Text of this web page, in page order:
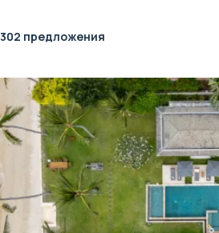
302 предложения